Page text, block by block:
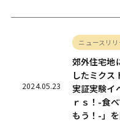
2024.05.23
ニュースリリ
郊外住宅地
したミクス
実証実験イ
ｒｓ！-食
もう！-」を